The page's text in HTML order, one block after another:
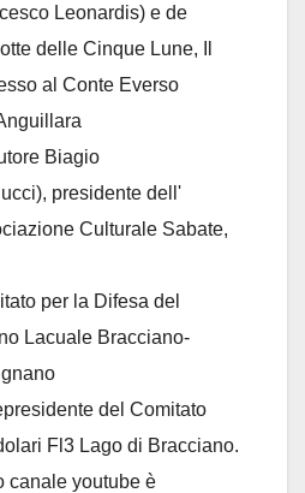
Leonardis) e de
delle Cinque Lune, Il
al Conte Everso
Biagio
presidente dell'
Culturale Sabate,
per la Difesa del
Lacuale Bracciano-
del Comitato
Fl3 Lago di Bracciano.
canale youtube è